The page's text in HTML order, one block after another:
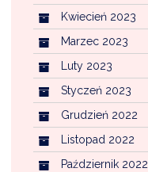
Kwiecień 2023
Marzec 2023
Luty 2023
Styczeń 2023
Grudzień 2022
Listopad 2022
Październik 2022